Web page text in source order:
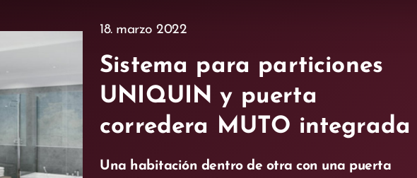
18. marzo 2022
Sistema para particiones
UNIQUIN y puerta
corredera MUTO integrada
Una habitación dentro de otra con una puerta